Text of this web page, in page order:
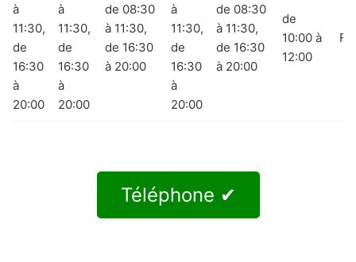
à
11:30,
de
16:30
à
20:00
à
11:30,
de
16:30
à
20:00
de 08:30
à 11:30,
de 16:30
à 20:00
à
11:30,
de
16:30
à
20:00
de 08:30
à 11:30,
de 16:30
à 20:00
de
10:00 à
12:00
Téléphone ✔